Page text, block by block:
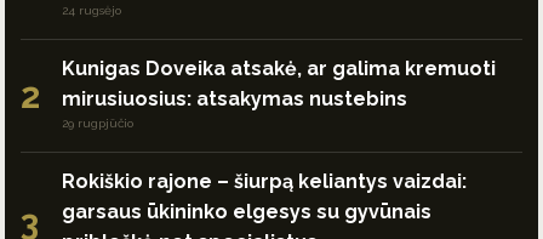
24 rugsėjo
2
Kunigas Doveika atsakė, ar galima kremuoti
mirusiuosius: atsakymas nustebins
29 rugpjūčio
3
Rokiškio rajone – šiurpą keliantys vaizdai:
garsaus ūkininko elgesys su gyvūnais